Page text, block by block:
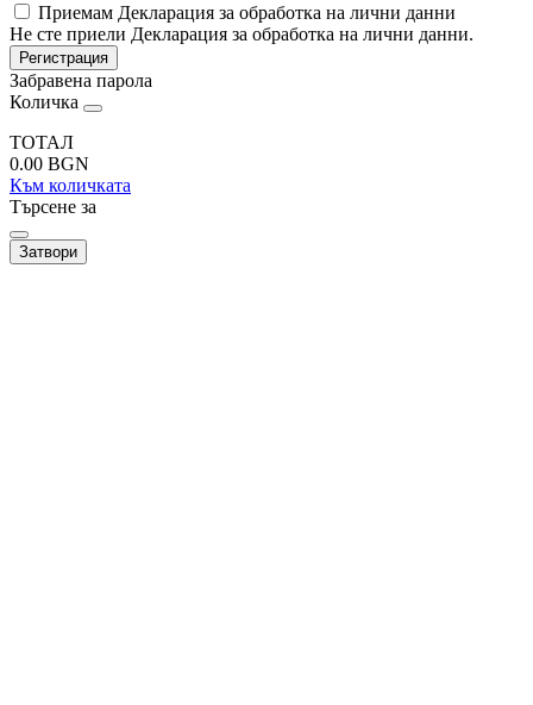
Приемам Декларация за обработка на лични данни
Не сте приели Декларация за обработка на лични данни.
Регистрация
Забравена парола
Количка
ТОТАЛ
0.00 BGN
Към количката
Търсене за
Затвори